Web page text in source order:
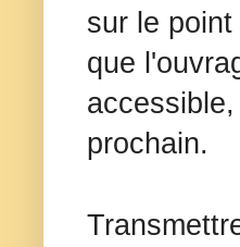
sur le
que
prochain.